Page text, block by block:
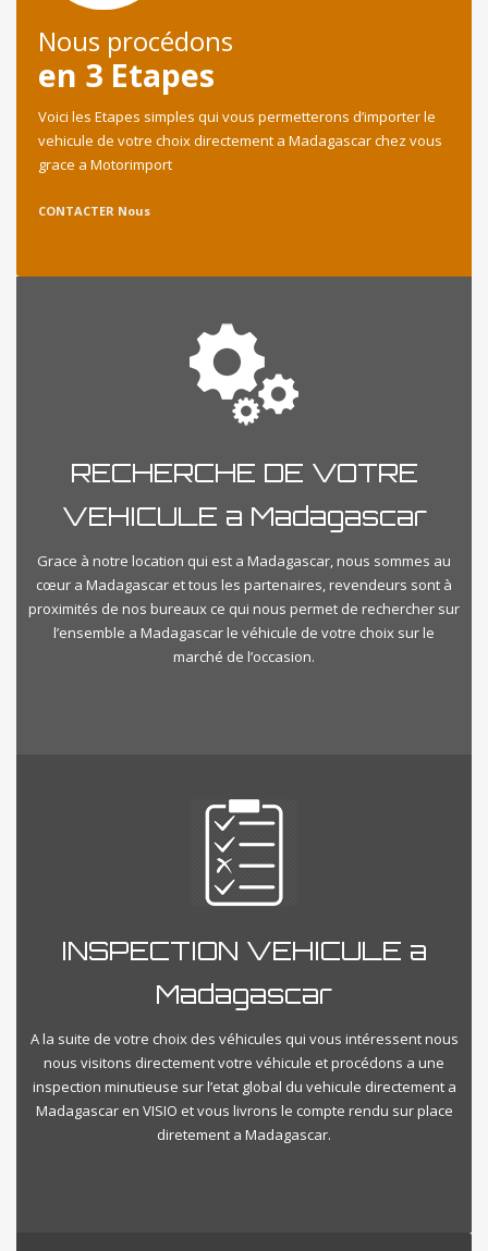
Nous procédons
en 3 Etapes
Voici les Etapes simples qui vous permetterons d’importer le
vehicule de votre choix directement a Madagascar chez vous
grace a Motorimport
CONTACTER Nous
RECHERCHE DE VOTRE
VEHICULE a Madagascar
Grace à notre location qui est a Madagascar, nous sommes au
cœur a Madagascar et tous les partenaires, revendeurs sont à
proximités de nos bureaux ce qui nous permet de rechercher sur
l’ensemble a Madagascar le véhicule de votre choix sur le
marché de l’occasion.
INSPECTION VEHICULE a
Madagascar
A la suite de votre choix des véhicules qui vous intéressent nous
nous visitons directement votre véhicule et procédons a une
inspection minutieuse sur l’etat global du vehicule directement a
Madagascar en VISIO et vous livrons le compte rendu sur place
diretement a Madagascar.